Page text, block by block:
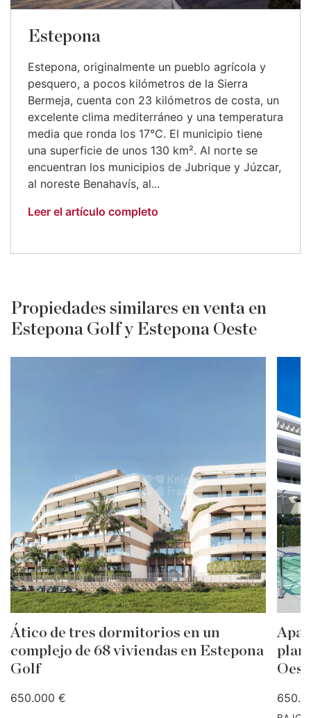
Estepona
Estepona, originalmente un pueblo agrícola y
pesquero, a pocos kilómetros de la Sierra
Bermeja, cuenta con 23 kilómetros de costa, un
excelente clima mediterráneo y una temperatura
media que ronda los 17°C. El municipio tiene
una superficie de unos 130 km². Al norte se
encuentran los municipios de Jubrique y Júzcar,
al noreste Benahavís, al...
Leer el artículo completo
Propiedades similares en venta en
Estepona Golf y Estepona Oeste
Ático de tres dormitorios en un
complejo de 68 viviendas en Estepona
Golf
650.000 €